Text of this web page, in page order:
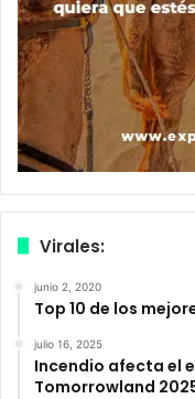
Virales:
junio 2, 2020
Top 10 de los
julio 16, 2025
Incendio afecta el
Tomorrowland